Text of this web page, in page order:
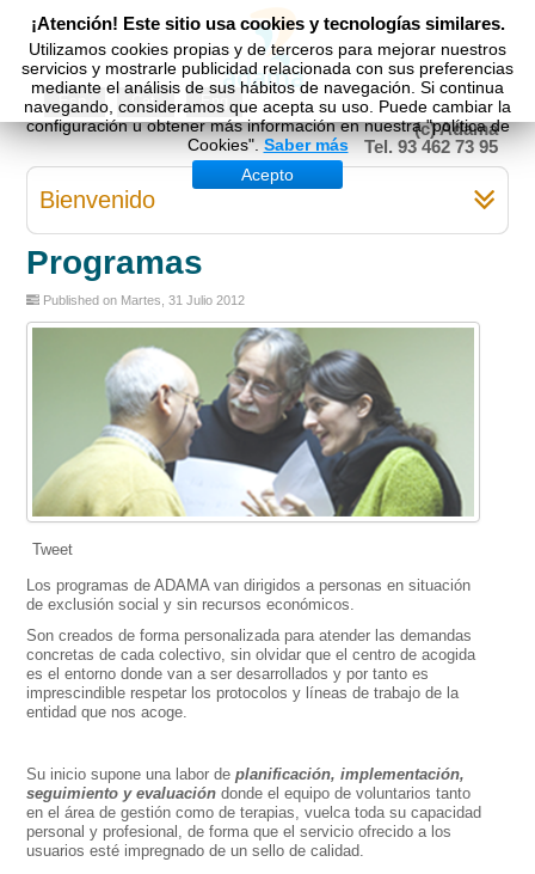
Esp Cat Eng
(c) Adama
Tel. 93 462 73 95
¡Atención! Este sitio usa cookies y tecnologías similares.
Utilizamos cookies propias y de terceros para mejorar nuestros
servicios y mostrarle publicidad relacionada con sus preferencias
mediante el análisis de sus hábitos de navegación. Si continua
navegando, consideramos que acepta su uso. Puede cambiar la
configuración u obtener más información en nuestra "política de
Cookies". Saber más
Acepto
Bienvenido
Programas
Published on Martes, 31 Julio 2012
Tweet
Los programas de ADAMA van dirigidos a personas en situación
de exclusión social y sin recursos económicos.
Son creados de forma personalizada para atender las demandas
concretas de cada colectivo, sin olvidar que el centro de acogida
es el entorno donde van a ser desarrollados y por tanto es
imprescindible respetar los protocolos y líneas de trabajo de la
entidad que nos acoge.
Su inicio supone una labor deplanificación, implementación,
seguimiento y evaluación donde el equipo de voluntarios tanto
en el área de gestión como de terapias, vuelca toda su capacidad
personal y profesional, de forma que el servicio ofrecido a los
usuarios esté impregnado de un sello de calidad.